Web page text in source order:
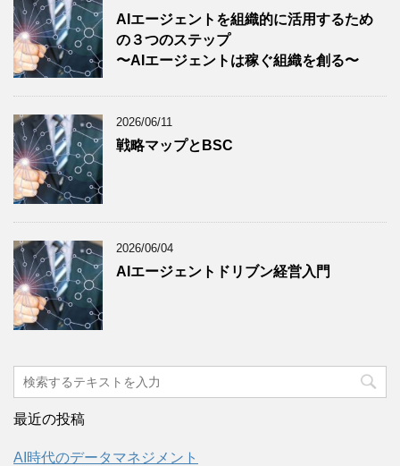
AIエージェントを組織的に活用するため
の３つのステップ
〜AIエージェントは稼ぐ組織を創る〜
2026/06/11
戦略マップとBSC
2026/06/04
AIエージェントドリブン経営入門
最近の投稿
AI時代のデータマネジメント